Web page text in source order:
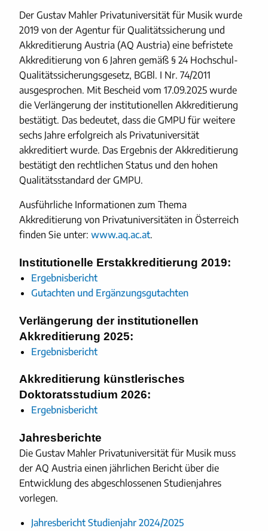
Der Gustav Mahler Privatuniversität für Musik wurde
2019 von der Agentur für Qualitätssicherung und
Akkreditierung Austria (AQ Austria) eine befristete
Akkreditierung von 6 Jahren gemäß § 24 Hochschul-
Qualitätssicherungsgesetz, BGBl. I Nr. 74/2011
ausgesprochen. Mit Bescheid vom 17.09.2025 wurde
die Verlängerung der institutionellen Akkreditierung
bestätigt. Das bedeutet, dass die GMPU für weitere
sechs Jahre erfolgreich als Privatuniversität
akkreditiert wurde. Das Ergebnis der Akkreditierung
bestätigt den rechtlichen Status und den hohen
Qualitätsstandard der GMPU.
Ausführliche Informationen zum Thema
Akkreditierung von Privatuniversitäten in Österreich
finden Sie unter: www.aq.ac.at.
Institutionelle Erstakkreditierung 2019:
Ergebnisbericht
Gutachten und Ergänzungsgutachten
Verlängerung der institutionellen
Akkreditierung 2025:
Ergebnisbericht
Akkreditierung künstlerisches
Doktoratsstudium 2026:
Ergebnisbericht
Jahresberichte
Die Gustav Mahler Privatuniversität für Musik muss
der AQ Austria einen jährlichen Bericht über die
Entwicklung des abgeschlossenen Studienjahres
vorlegen.
Jahresbericht Studienjahr 2024/2025